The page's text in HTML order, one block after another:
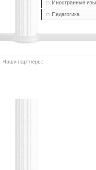
Иностранные
Педагогика
Наши партнеры: